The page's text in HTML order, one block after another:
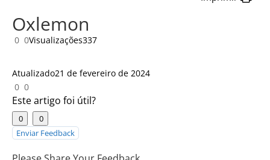
Oxlemon
0 0Visualizações337
Atualizado21 de fevereiro de 2024
0 0
Este artigo foi útil?
0
0
Enviar Feedback